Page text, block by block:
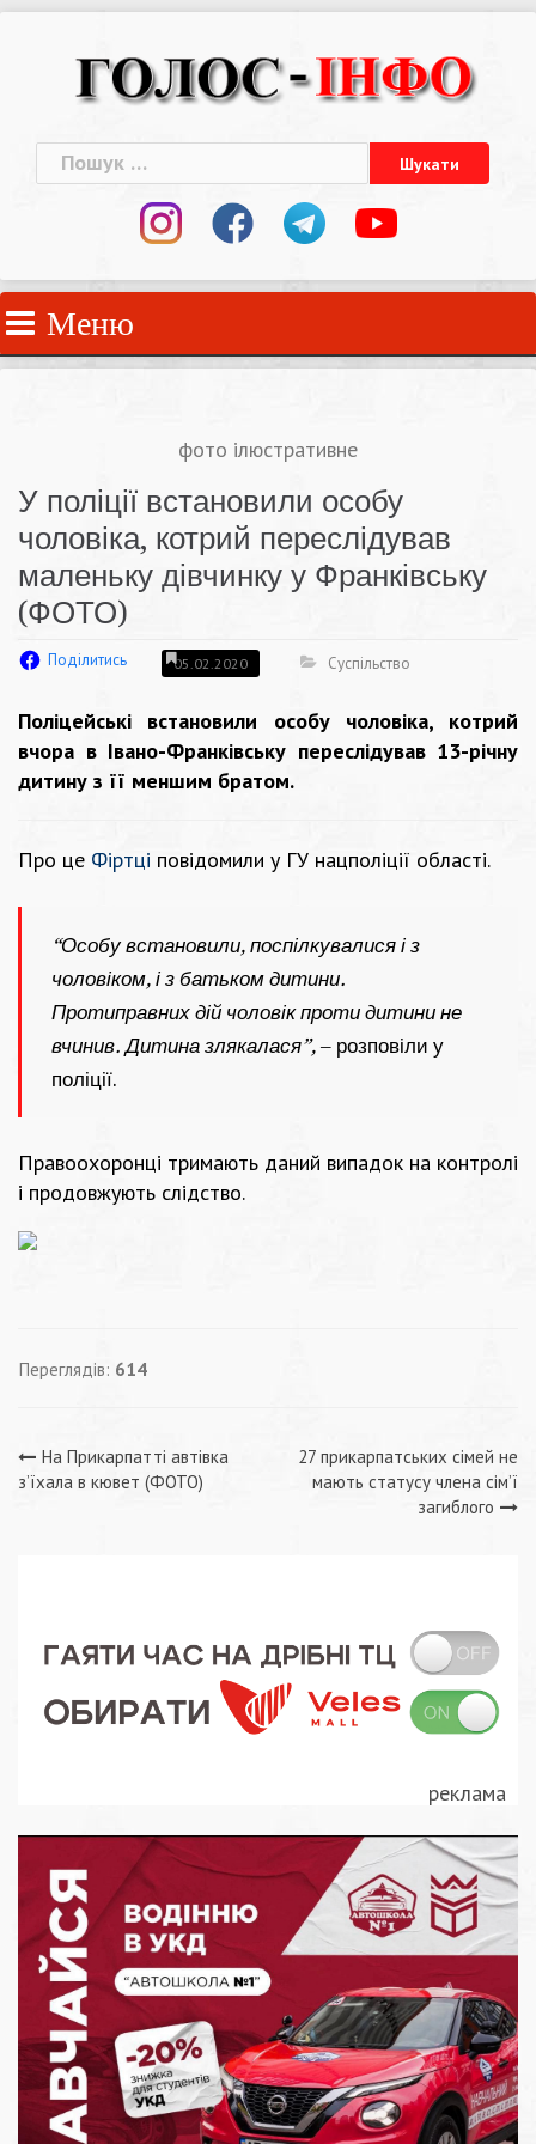
Пошук:
Меню
фото ілюстративне
У поліції встановили особу
чоловіка, котрий переслідував
маленьку дівчинку у Франківську
(ФОТО)
Поділитись 05.02.2020 Суспільство
Поліцейські встановили особу чоловіка, котрий
вчора в Івано-Франківську переслідував 13-річну
дитину з її меншим братом.
Про це Фіртці повідомили у ГУ нацполіції області.
“Особу встановили, поспілкувалися і з
чоловіком, і з батьком дитини.
Протиправних дій чоловік проти дитини не
вчинив. Дитина злякалася”, – розповіли у
поліції.
Правоохоронці тримають даний випадок на контролі
і продовжують слідство.
Переглядів: 614
Навігація
На Прикарпатті автівка
з’їхала в кювет (ФОТО)
27 прикарпатських сімей не
мають статусу члена сім’ї
загиблого